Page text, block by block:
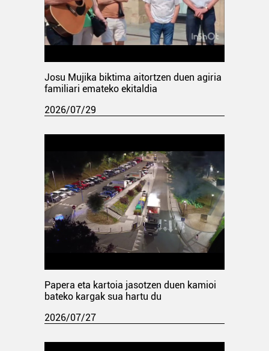
Josu Mujika biktima aitortzen duen agiria
familiari emateko ekitaldia
2026/07/29
Papera eta kartoia jasotzen duen kamioi
bateko kargak sua hartu du
2026/07/27